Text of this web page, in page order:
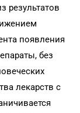
результатов
появления
без
лекарств с